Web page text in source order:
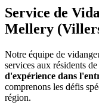
Service de
Mellery
Notre équipe de
services aux résidents de
d'expérience dans
comprenons les défis
région.